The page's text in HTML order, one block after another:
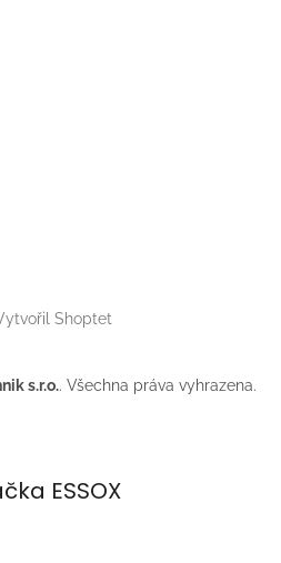
Shoptet
s.r.o.. Všechna práva vyhrazena.
ESSOX